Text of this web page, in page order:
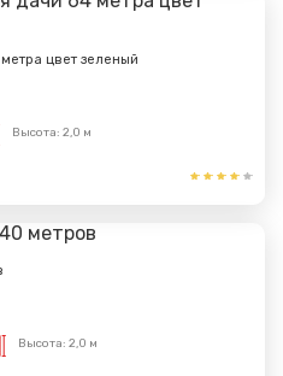
цвет зеленый
Высота: 2,0 м
Высота: 2,0 м